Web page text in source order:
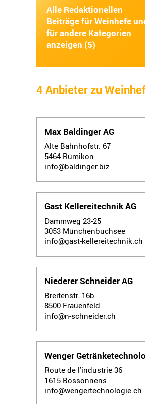
Alle Redaktionellen
Beiträge für Weinhefe
für andere Kategorien
anzeigen (5)
4 Anbieter zu
Max Baldinger AG
Alte Bahnhofstr. 67
5464 Rümikon
info@baldinger.biz
Gast Kellereitechnik AG
Dammweg 23-25
3053 Münchenbuchsee
info@gast-kellereitechnik.ch
Niederer Schneider AG
Breitenstr. 16b
8500 Frauenfeld
info@n-schneider.ch
Wenger
Route de l'industrie 36
1615 Bossonnens
info@wengertechnologie.ch